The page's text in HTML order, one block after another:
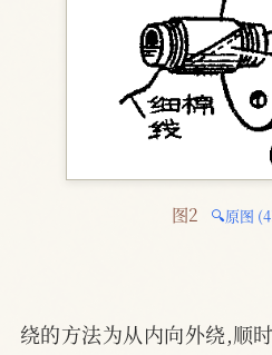
图2 🔍原图
绕的方法为从内向外绕,顺